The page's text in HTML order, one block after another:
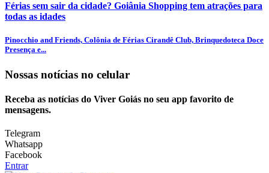
Férias sem sair da cidade? Goiânia Shopping tem atrações para
todas as idades
Pinocchio and Friends, Colônia de Férias Cirandê Club, Brinquedoteca Doce
Presença e...
Nossas notícias no celular
Receba as notícias do Viver Goiás no seu app favorito de
mensagens.
Telegram
Whatsapp
Facebook
Entrar